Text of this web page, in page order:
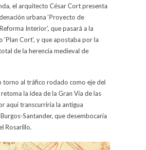
el arquitecto César Cort presenta
urbana ‘Proyecto de
Interior’, que pasará a la
‘Plan Cort’, y que apostaba por la
de la herencia medieval de
torno al tráfico rodado como eje del
la idea de la Gran Vía de las
aquí transcurriría la antigua
Santander, que desembocaría
Rosarillo.